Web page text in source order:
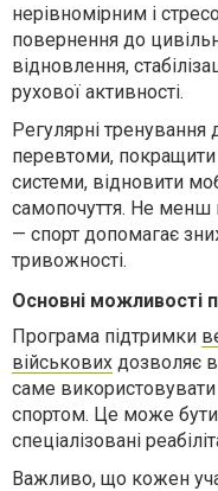
нерівномірним і
повернення до
відновлення,
рухової активності.
Регулярні
перевтоми,
системи, відновити
самопочуття. Не менш
— спорт допомагає
тривожності.
Основні можливості
Програма підтримки
військових дозволяє
саме використовувати
спортом. Це може бути
спеціалізовані
Важливо, що кожен